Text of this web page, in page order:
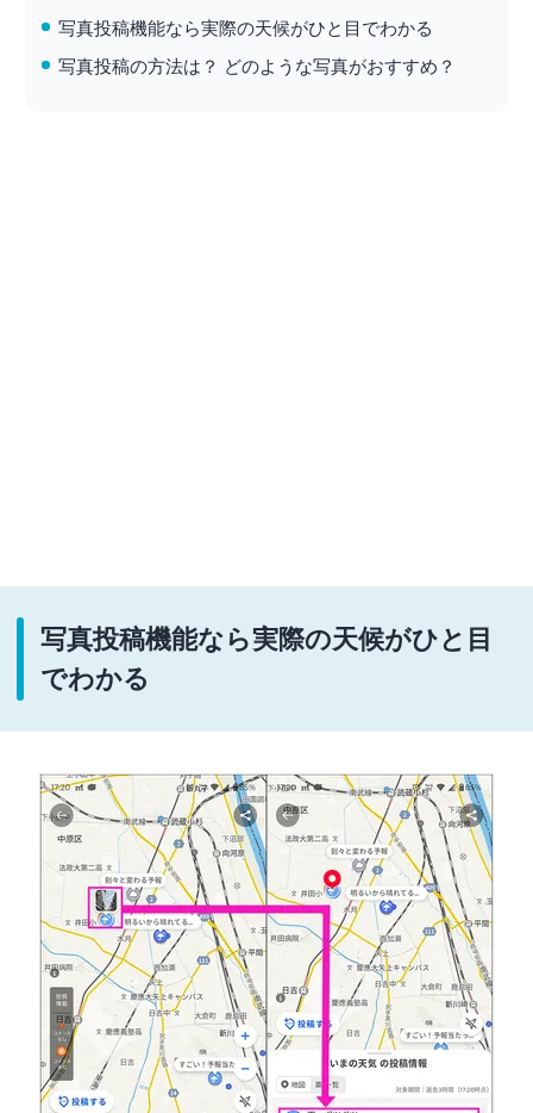
写真投稿機能なら実際の天候がひと目でわかる
写真投稿の方法は？ どのような写真がおすすめ？
写真投稿機能なら実際の天候がひと目
でわかる